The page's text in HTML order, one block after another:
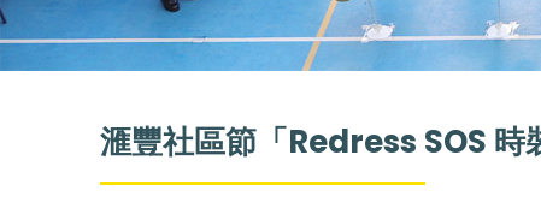
滙豐社區節「Redress SOS 時